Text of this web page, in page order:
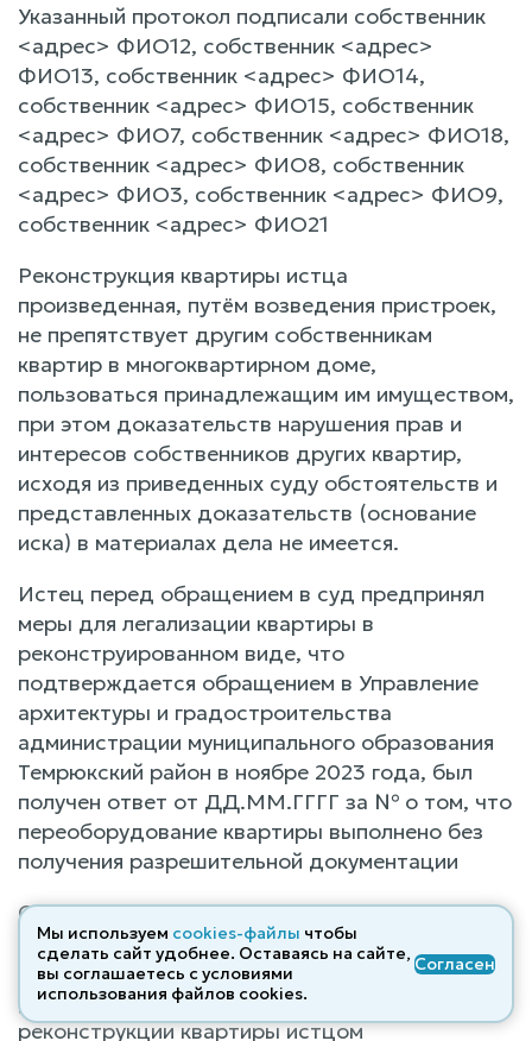
Указанный протокол подписали собственник
<адрес> ФИО12, собственник <адрес>
ФИО13, собственник <адрес> ФИО14,
собственник <адрес> ФИО15, собственник
<адрес> ФИО7, собственник <адрес> ФИО18,
собственник <адрес> ФИО8, собственник
<адрес> ФИО3, собственник <адрес> ФИО9,
собственник <адрес> ФИО21
Реконструкция квартиры истца
произведенная, путём возведения пристроек,
не препятствует другим собственникам
квартир в многоквартирном доме,
пользоваться принадлежащим им имуществом,
при этом доказательств нарушения прав и
интересов собственников других квартир,
исходя из приведенных суду обстоятельств и
представленных доказательств (основание
иска) в материалах дела не имеется.
Истец перед обращением в суд предпринял
меры для легализации квартиры в
реконструированном виде, что
подтверждается обращением в Управление
архитектуры и градостроительства
администрации муниципального образования
Темрюкский район в ноябре 2023 года, был
получен ответ от ДД.ММ.ГГГГ за № о том, что
переоборудование квартиры выполнено без
получения разрешительной документации
Оценивая представленные доказательства в
совокупности с материалами дела, принимая
во внимание заключение эксперта ФИО2 № от
ДД.ММ.ГГГГ, суд приходит к выводу, что при
реконструкции квартиры истцом
Мы используем cookies-файлы чтобы
сделать сайт удобнее. Оставаясь на сайте,
вы соглашаетесь с условиями
использования файлов cооkies.
Согласен